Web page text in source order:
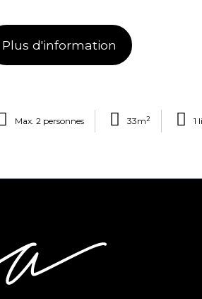
Plus d'information
Max. 2 personnes 33m2 1